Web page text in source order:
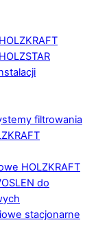
filtrowania
HOLZKRAFT
do
stacjonarne